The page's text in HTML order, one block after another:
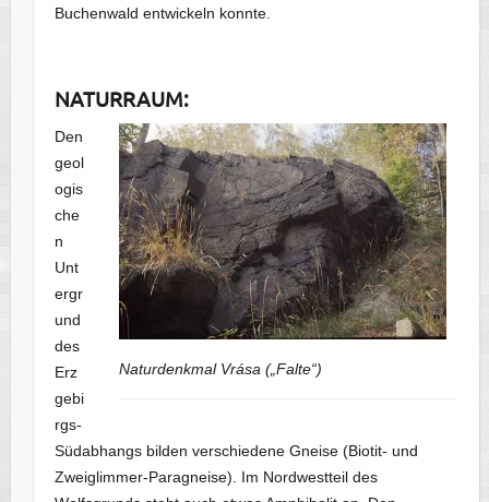
Buchenwald entwickeln konnte.
NATURRAUM:
Naturdenkmal Vrása („Falte“)
Den
geol
ogis
che
n
Unt
ergr
und
des
Erz
gebi
rgs-
Südabhangs bilden verschiedene Gneise (Biotit- und
Zweiglimmer-Paragneise). Im Nordwestteil des